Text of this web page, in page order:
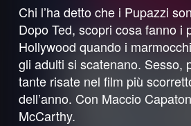
Chi l’ha detto che i Pupazzi
Dopo Ted, scopri cosa fanno i
Hollywood quando i
gli adulti si scatenano. Sesso,
tante risate nel film più
dell’anno. Con Maccio
McCarthy.